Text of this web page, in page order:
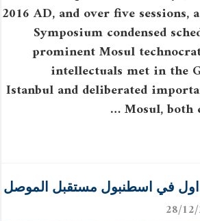
2016 AD, and over five sessions,
Symposium condensed
prominent Mosul
intellectuals met in the
Istanbul and deliberated
Mosul, both
في اسطنبول مستقبل الموصل
28/